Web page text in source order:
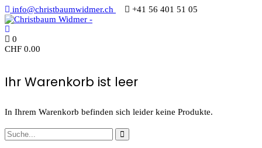
info@christbaumwidmer.ch +41 56 401 51 05
0
CHF 0.00
Ihr Warenkorb ist leer
In Ihrem Warenkorb befinden sich leider keine Produkte.